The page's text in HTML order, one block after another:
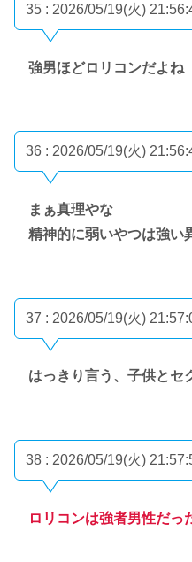
35 : 2026/05/19(火)
強男ほどロリコンだよね
36 : 2026/05/19(火)
まぁ真理やな
精神的に弱いやつは強い
37 : 2026/05/19(火)
はっきり言う、子供と
38 : 2026/05/19(火)
ロリコンは強者男性だっ